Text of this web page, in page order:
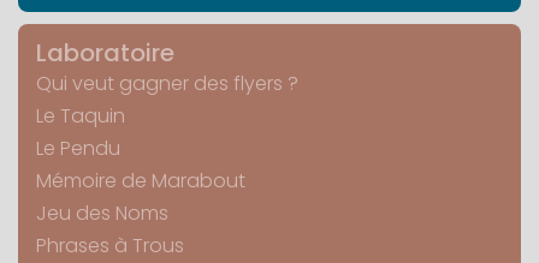
Laboratoire
Qui veut gagner des flyers ?
Le Taquin
Le Pendu
Mémoire de Marabout
Jeu des Noms
Phrases à Trous